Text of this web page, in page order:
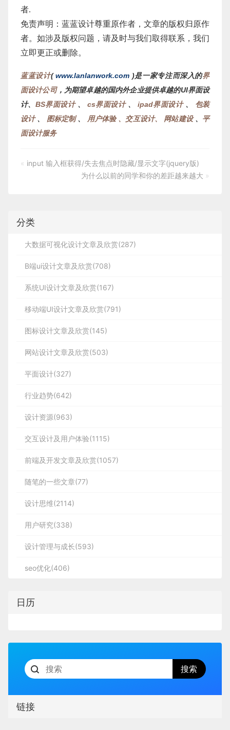
者.
免责声明：蓝蓝设计尊重原作者，文章的版权归原作
者。如涉及版权问题，请及时与我们取得联系，我们
立即更正或删除。
蓝蓝设计(www.lanlanwork.com )是一家专注而深入的界
面设计公司，为期望卓越的国内外企业提供卓越的UI界面设
计、 BS界面设计 、 cs界面设计 、 ipad界面设计 、 包装
设计、 图标定制、 用户体验 、交互设计、 网站建设 、 平
面设计服务
« input 输入框获得/失去焦点时隐藏/显示文字(jquery版)
为什么以前的同学和你的差距越来越大 »
分类
大数据可视化设计文章及欣赏(287)
B端ui设计文章及欣赏(708)
系统UI设计文章及欣赏(167)
移动端UI设计文章及欣赏(791)
图标设计文章及欣赏(145)
网站设计文章及欣赏(503)
平面设计(327)
行业趋势(642)
设计资源(963)
交互设计及用户体验(1115)
前端及开发文章及欣赏(1057)
随笔的一些文章(77)
设计思维(2114)
用户研究(338)
设计管理与成长(593)
seo优化(406)
日历
链接